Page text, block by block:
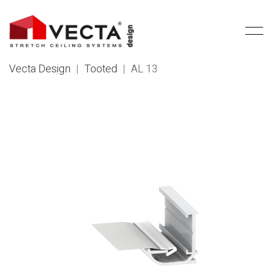
Vecta Design | Tooted | AL 13